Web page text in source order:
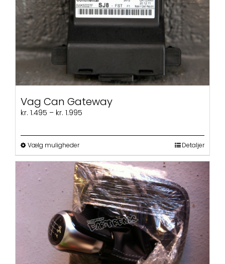
Vag Can Gateway
kr. 1.495 – kr. 1.995
Vælg mulighederDette
vare
har
flere
varianter.
Mulighederne
kan
vælges
på
varesiden
Detaljer